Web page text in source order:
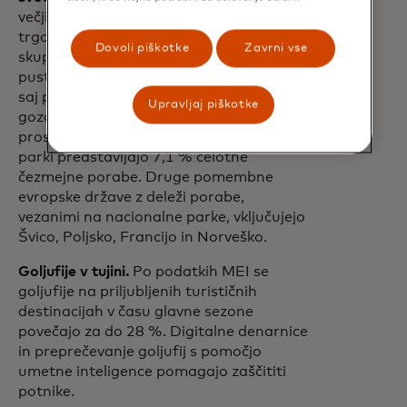
večjih narodnih parkov glede na to, kako
trgovina na tem območju prispeva k
skupni turistični porabi², ugotovil, da
pustolovski turizem v nordijski regiji cveti,
saj popotniki iščejo naravne lepote
gozdov, fjordov in spokojnost na
prostem. Finska izstopa, kjer nacionalni
parki predstavljajo 7,1 % celotne
čezmejne porabe. Druge pomembne
evropske države z deleži porabe,
vezanimi na nacionalne parke, vključujejo
Švico, Poljsko, Francijo in Norveško.
Goljufije v tujini. Po podatkih MEI se
goljufije na priljubljenih turističnih
destinacijah v času glavne sezone
povečajo za do 28 %. Digitalne denarnice
in preprečevanje goljufij s pomočjo
umetne inteligence pomagajo zaščititi
potnike.
Dovoli piškotke Zavrni vse
Upravljaj piškotke